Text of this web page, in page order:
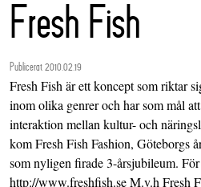
Fresh Fish
Publicerat 2010.02.19
Fresh Fish är ett koncept som riktar
inom olika genrer och har som mål
interaktion mellan kultur- och
kom Fresh Fish Fashion, Göteborgs
som nyligen firade 3-årsjubileum.
http://www.freshfish.se M.v.h Fresh